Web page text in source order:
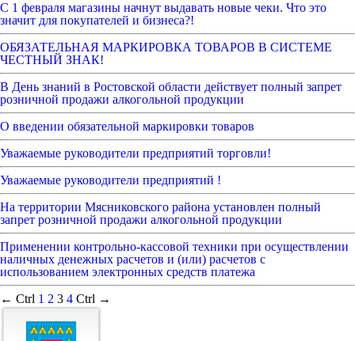
С 1 февраля магазины начнут выдавать новые чеки. Что это
значит для покупателей и бизнеса?!
ОБЯЗАТЕЛЬНАЯ МАРКИРОВКА ТОВАРОВ В СИСТЕМЕ
ЧЕСТНЫЙ ЗНАК!
В День знаний в Ростовской области действует полный запрет
розничной продажи алкогольной продукции
О введении обязательной маркировки товаров
Уважаемые руководители предприятий торговли!
Уважаемые руководители предприятий !
На территории Мясниковского района установлен полный
запрет розничной продажи алкогольной продукции
Применении контрольно-кассовой техники при осуществлении
наличных денежных расчетов и (или) расчетов с
использованием электронных средств платежа
← Ctrl 1 2 3 4 Ctrl →